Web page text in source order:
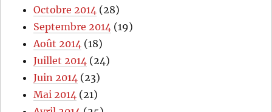
Octobre 2014 (28)
Septembre 2014 (19)
Août 2014 (18)
Juillet 2014 (24)
Juin 2014 (23)
Mai 2014 (21)